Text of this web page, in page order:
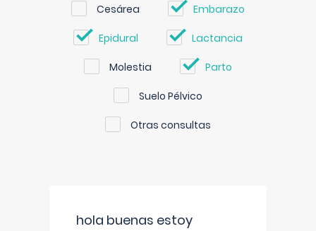
Cesárea Embarazo
Epidural Lactancia
Molestia Parto
Suelo Pélvico
Otras consultas
hola buenas estoy